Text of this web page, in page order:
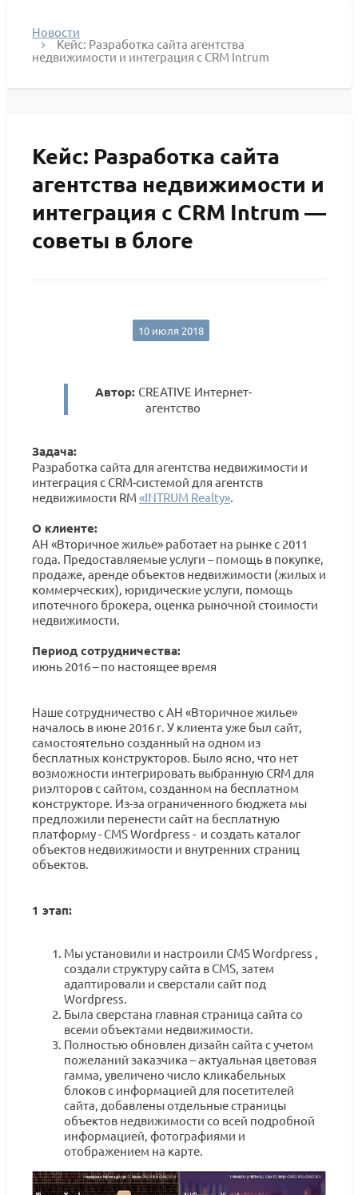
Новости
Кейс: Разработка сайта агентства
недвижимости и интеграция с CRM Intrum
Кейс: Разработка сайта
агентства недвижимости и
интеграция с CRM Intrum —
советы в блоге
10 июля 2018
Автор: CREATIVE Интернет-
агентство
Задача:
Разработка сайта для агентства недвижимости и
интеграция с CRM-системой для агентств
недвижимости RM «INTRUM Realty».
О клиенте:
АН «Вторичное жилье» работает на рынке с 2011
года. Предоставляемые услуги – помощь в покупке,
продаже, аренде объектов недвижимости (жилых и
коммерческих), юридические услуги, помощь
ипотечного брокера, оценка рыночной стоимости
недвижимости.
Период сотрудничества:
июнь 2016 – по настоящее время
Наше сотрудничество с АН «Вторичное жилье»
началось в июне 2016 г. У клиента уже был сайт,
самостоятельно созданный на одном из
бесплатных конструкторов. Было ясно, что нет
возможности интегрировать выбранную CRM для
риэлторов с сайтом, созданном на бесплатном
конструкторе. Из-за ограниченного бюджета мы
предложили перенести сайт на бесплатную
платформу - CMS Wordpress - и создать каталог
объектов недвижимости и внутренних страниц
объектов.
1 этап:
Мы установили и настроили CMS Wordpress ,
создали структуру сайта в CMS, затем
адаптировали и сверстали сайт под
Wordpress.
Была сверстана главная страница сайта со
всеми объектами недвижимости.
Полностью обновлен дизайн сайта с учетом
пожеланий заказчика – актуальная цветовая
гамма, увеличено число кликабельных
блоков с информацией для посетителей
сайта, добавлены отдельные страницы
объектов недвижимости со всей подробной
информацией, фотографиями и
отображением на карте.